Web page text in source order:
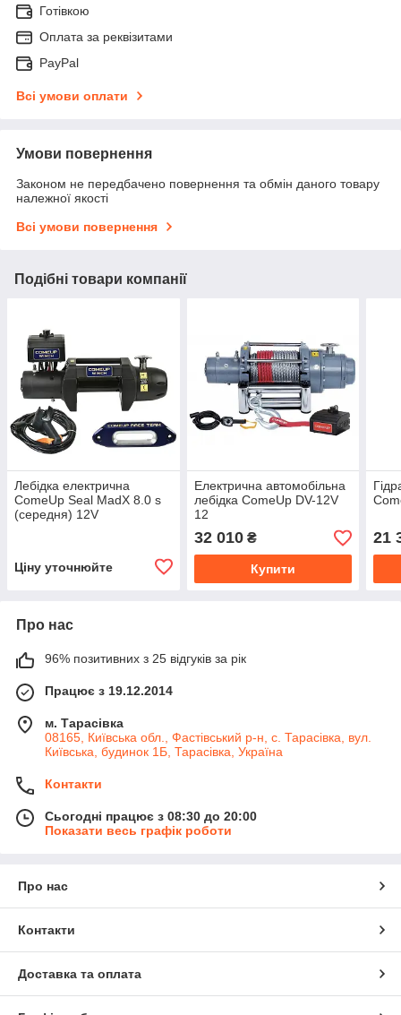
Готівкою
Оплата за реквізитами
PayPal
Всі умови оплати
Умови повернення
Законом не передбачено повернення та обмін даного товару
належної якості
Всі умови повернення
Подібні товари компанії
Лебідка електрична
ComeUp Seal MadX 8.0 s
(середня) 12V
Ціну уточнюйте
Електрична автомобільна
лебідка ComeUp DV-12V
12
32 010₴
Купити
21
Про нас
96% позитивних з 25 відгуків за рік
Працює з 19.12.2014
м. Тарасівка
08165, Київська обл., Фастівський р-н, с. Тарасівка, вул.
Київська, будинок 1Б, Тарасівка, Україна
Контакти
Сьогодні працює з 08:30 до 20:00
Показати весь графік роботи
Про нас
Контакти
Доставка та оплата